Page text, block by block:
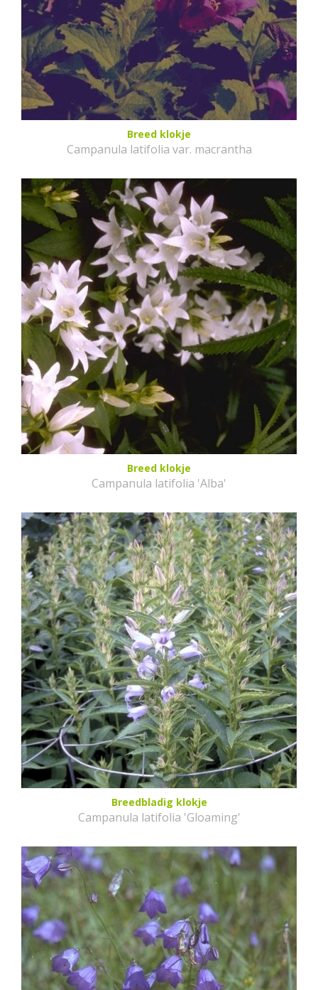
Breed klokje
Campanula latifolia var. macrantha
Breed klokje
Campanula latifolia 'Alba'
Breedbladig klokje
Campanula latifolia 'Gloaming'